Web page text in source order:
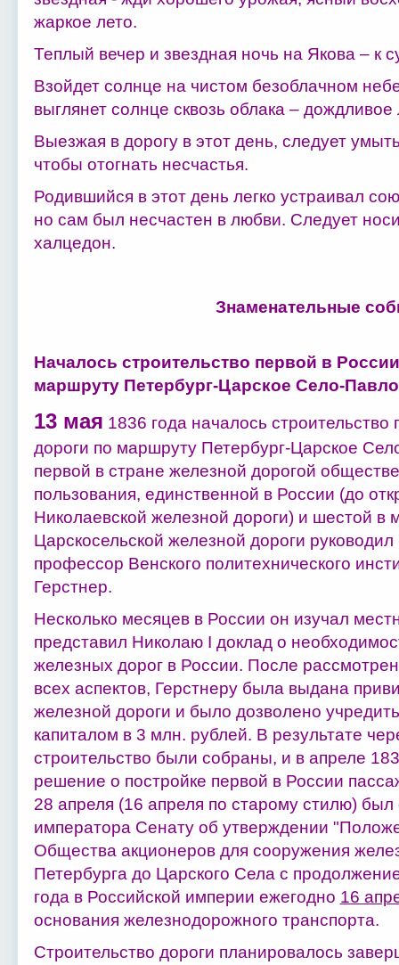
жаркое лето.
Теплый вечер и звездная ночь на Якова – к
Взойдет солнце на чистом безоблачном
выглянет солнце сквозь облака – дождливое
Выезжая в дорогу в этот день, следует
чтобы отогнать несчастья.
Родившийся в этот день легко устраивал
но сам был несчастен в любви. Следует
халцедон.
Знаменательные
Началось строительство первой в
маршруту Петербург-Царское Село-
13 мая 1836 года началось
дороги по маршруту Петербург-Царское
первой в стране железной дорогой
пользования, единственной в России (до
Николаевской железной дороги) и шестой в
Царскосельской железной дороги
профессор Венского политехнического
Герстнер.
Несколько месяцев в России он изучал
представил Николаю I доклад о
железных дорог в России. После
всех аспектов, Герстнеру была выдана
железной дороги и было дозволено
капиталом в 3 млн. рублей. В результате
строительство были собраны, и в апреле
решение о постройке первой в России
28 апреля (16 апреля по старому стилю) был
императора Сенату об утверждении
Общества акционеров для сооружения
Петербурга до Царского Села с
года в Российской империи ежегодно 16
основания железнодорожного транспорта.
Строительство дороги планировалось